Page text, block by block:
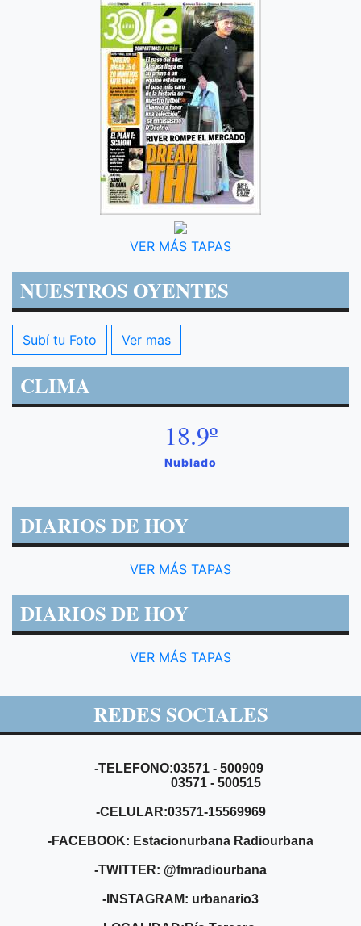
VER MÁS TAPAS
NUESTROS OYENTES
Subí tu Foto Ver mas
CLIMA
18.9º
Nublado
DIARIOS DE HOY
VER MÁS TAPAS
DIARIOS DE HOY
VER MÁS TAPAS
REDES SOCIALES
-TELEFONO:03571 - 500909
03571 - 500515
-CELULAR:03571-15569969
-FACEBOOK: Estacionurbana Radiourbana
-TWITTER: @fmradiourbana
-INSTAGRAM: urbanario3